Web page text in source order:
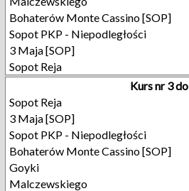
Bohaterów Monte Cassino [SOP]
Sopot PKP - Niepodległości
3 Maja [SOP]
Sopot Reja
Kurs nr 3 do
Sopot Reja
3 Maja [SOP]
Sopot PKP - Niepodległości
Bohaterów Monte Cassino [SOP]
Goyki
Malczewskiego